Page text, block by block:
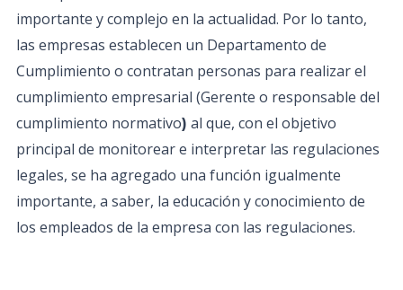
importante y complejo en la actualidad. Por lo tanto,
las empresas establecen un Departamento de
Cumplimiento o contratan personas para realizar el
cumplimiento empresarial (Gerente o responsable del
cumplimiento normativo) al que, con el objetivo
principal de monitorear e interpretar las regulaciones
legales, se ha agregado una función igualmente
importante, a saber, la educación y conocimiento de
los empleados de la empresa con las regulaciones.